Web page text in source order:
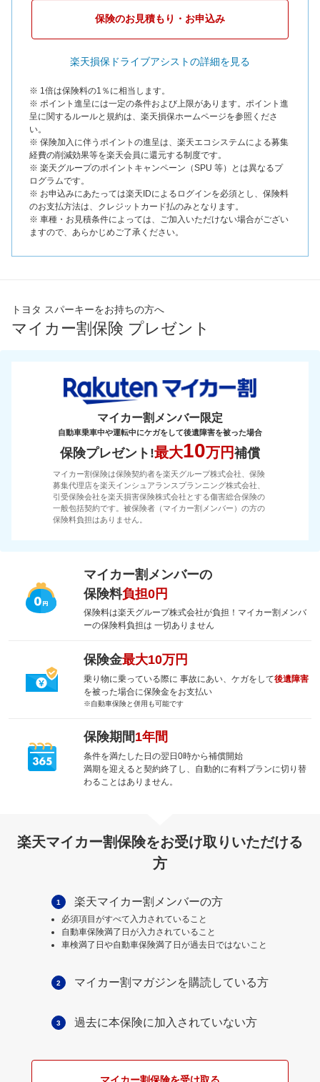
保険のお見積もり・お申込み
楽天損保ドライブアシストの詳細を見る
※ 1倍は保険料の1％に相当します。
※ ポイント進呈には一定の条件および上限があります。ポイント進
呈に関するルールと規約は、楽天損保ホームページを参照くださ
い。
※ 保険加入に伴うポイントの進呈は、楽天エコシステムによる募集
経費の削減効果等を楽天会員に還元する制度です。
※ 楽天グループのポイントキャンペーン（SPU 等）とは異なるプ
ログラムです。
※ お申込みにあたっては楽天IDによるログインを必須とし、保険料
のお支払方法は、クレジットカード払のみとなります。
※ 車種・お見積条件によっては、ご加入いただけない場合がござい
ますので、あらかじめご了承ください。
トヨタ スパーキーをお持ちの方へ
マイカー割保険 プレゼント
マイカー割メンバー限定
自動車乗車中や運転中にケガをして後遺障害を被った場合
保険プレゼント!最大10万円補償
マイカー割保険は保険契約者を楽天グループ株式会社、保険
募集代理店を楽天インシュアランスプランニング株式会社、
引受保険会社を楽天損害保険株式会社とする傷害総合保険の
一般包括契約です。被保険者（マイカー割メンバー）の方の
保険料負担はありません。
マイカー割メンバーの
保険料負担0円
保険料は楽天グループ株式会社が負担！マイカー割メンバ
ーの保険料負担は 一切ありません
保険金最大10万円
乗り物に乗っている際に 事故にあい、ケガをして後遺障害
を被った場合に保険金をお支払い
※自動車保険と併用も可能です
保険期間1年間
条件を満たした日の翌日0時から補償開始
満期を迎えると契約終了し、自動的に有料プランに切り替
わることはありません。
楽天マイカー割保険をお受け取りいただける
方
1 楽天マイカー割メンバーの方
必須項目がすべて入力されていること
自動車保険満了日が入力されていること
車検満了日や自動車保険満了日が過去日ではないこと
2 マイカー割マガジンを購読している方
3 過去に本保険に加入されていない方
マイカー割保険を受け取る